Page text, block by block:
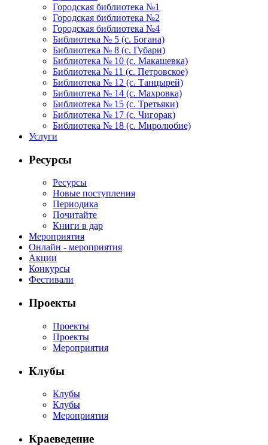
Городская библиотека №1
Городская библиотека №2
Городская библиотека №4
Библиотека № 5 (с. Богана)
Библиотека № 8 (с. Губари)
Библиотека № 10 (с. Макашевка)
Библиотека № 11 (с. Петровское)
Библиотека № 12 (с. Танцырей)
Библиотека № 14 (с. Махровка)
Библиотека № 15 (с. Третьяки)
Библиотека № 17 (с. Чигорак)
Библиотека № 18 (с. Миролюбие)
Услуги
Ресурсы
Ресурсы
Новые поступления
Периодика
Почитайте
Книги в дар
Мероприятия
Онлайн - мероприятия
Акции
Конкурсы
Фестивали
Проекты
Проекты
Проекты
Мероприятия
Клубы
Клубы
Клубы
Мероприятия
Краеведение